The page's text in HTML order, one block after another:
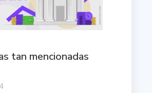
tan mencionadas